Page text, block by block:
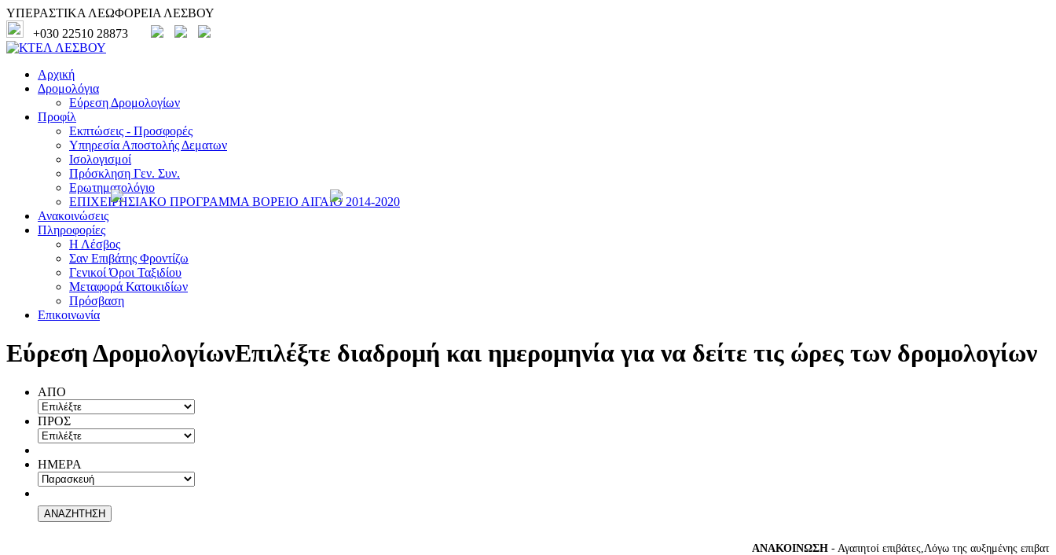
ΥΠΕΡΑΣΤΙΚΑ ΛΕΩΦΟΡΕΙΑ ΛΕΣΒΟΥ
+030 22510 28873
Αρχική
Δρομολόγια
Εύρεση Δρομολογίων
Προφίλ
Εκπτώσεις - Προσφορές
Υπηρεσία Αποστολής Δεματων
Ισολογισμοί
Πρόσκληση Γεν. Συν.
Ερωτηματολόγιο
ΕΠΙΧΕΙΡΗΣΙΑΚΟ ΠΡΟΓΡΑΜΜΑ ΒΟΡΕΙΟ ΑΙΓΑΙΟ 2014-2020
Ανακοινώσεις
Πληροφορίες
Η Λέσβος
Σαν Επιβάτης Φροντίζω
Γενικοί Όροι Ταξιδίου
Μεταφορά Κατοικιδίων
Πρόσβαση
Επικοινωνία
Εύρεση ΔρομολογίωνΕπιλέξτε διαδρομή και ημερομηνία για να δείτε τις ώρες των δρομολογίων
ΑΠΟ
ΠΡΟΣ
ΗΜΕΡΑ
ΑΝΑΚΟΙΝΩΣΗ- Αγαπητοί επιβάτες,Λόγω της αυξημένης